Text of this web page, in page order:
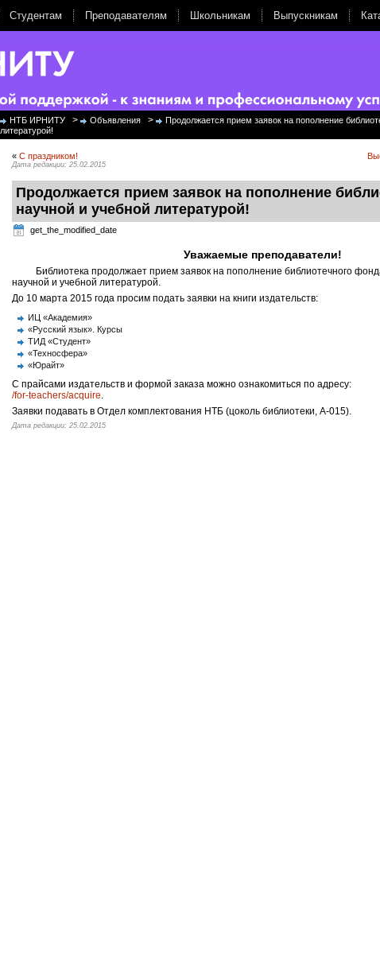
Студентам Преподавателям Школьникам Выпускникам
НТБ ИРНИТУ > Объявления >
Продолжается прием заявок на пополнение
литературой!
« С праздником!
Дата редакции: 25.02.2015
Продолжается прием заявок на пополнение
научной и учебной литературой!
get_the_modified_date
Уважаемые преподаватели!
Библиотека продолжает прием заявок на пополнение библиотечного
научной и учебной литературой.
До 10 марта 2015 года просим подать заявки на книги издательств:
ИЦ «Академия»
«Русский язык». Курсы
ТИД «Студент»
«Техносфера»
«Юрайт»
С прайсами издательств и формой заказа можно ознакомиться по адресу:
/for-teachers/acquire.
Заявки подавать в Отдел комплектования НТБ (цоколь библиотеки, А-015).
Дата редакции: 25.02.2015